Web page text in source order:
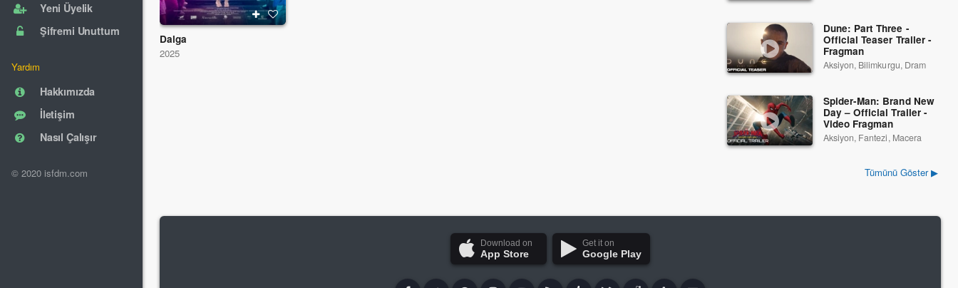
Yeni Üyelik
Şifremi Unuttum
Yardım
Hakkımızda
İletişim
Nasıl Çalışır
© 2020 isfdm.com
Dalga
2025
Dune: Part Three -
Official Teaser Trailer -
Fragman
Aksiyon, Bilimkurgu, Dram
Spider-Man: Brand New
Day – Official Trailer -
Video Fragman
Aksiyon, Fantezi, Macera
Tümünü Göster ▶
Download on
App Store
Get it on
Google Play